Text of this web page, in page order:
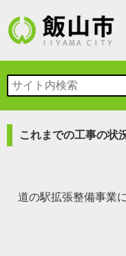
これまでの工事の状
道の駅拡張整備事業